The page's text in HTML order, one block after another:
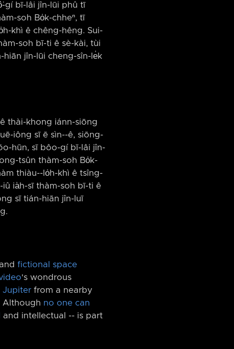
gí bī-lâi jîn-lūi phû tī
soh Bo̍k-chheⁿ, tī
khì ê chêng-hêng. Sui-
soh bī-ti ê sè-kài, tùi
jîn-lūi cheng-sîn-le̍k
thài-khong iánn-siōng
iông sī ē sìn-⁠-ê, siōng-
hūn, sī bôo-gí bī-lâi jîn-
tsûn thàm-soh Bo̍k-
thiàu-⁠-lo̍h-khì ê tsîng-
ia̍h-sī thàm-soh bī-ti ê
sī tián-hiān jîn-luī
fictional space
's wondrous
Jupiter from a nearby
Although no one can
and intellectual -⁠- is part